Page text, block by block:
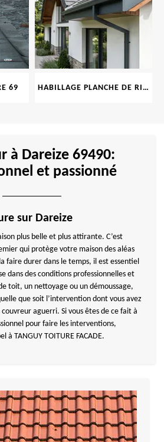
69 HABILLAGE PLANCHE DE RIVE 69
à Dareize 69490:
et passionné
sur Dareize
plus belle et plus attirante. C’est
qui protège votre maison des aléas
faire durer dans le temps, il est essentiel
dans des conditions professionnelles et
toit, un nettoyage ou un démoussage,
que soit l’intervention dont vous avez
aguerri. Si vous êtes de ce fait à
pour faire les interventions,
à TANGUY TOITURE FACADE.